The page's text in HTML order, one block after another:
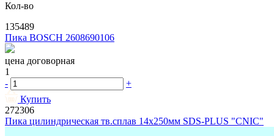
Кол-во
135489
Пика BOSCH 2608690106
цена договорная
1
-
+
Купить
272306
Пика цилиндрическая тв.сплав 14х250мм SDS-PLUS "CNIC"